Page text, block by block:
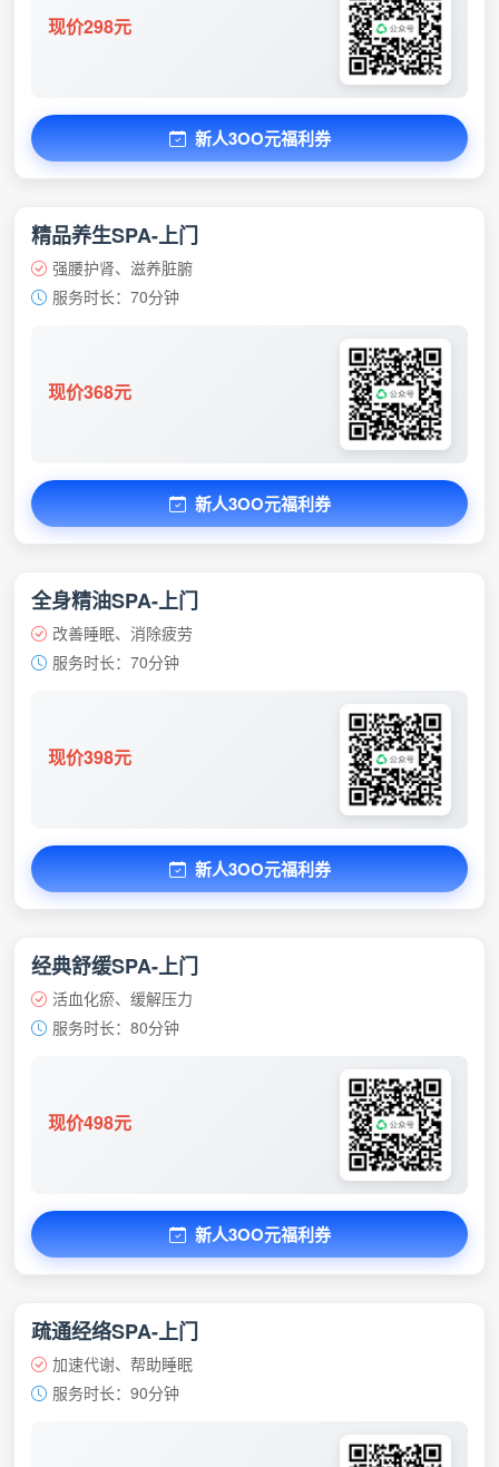
现价298元
新人3OO元福利券
精品养生SPA-上门
强腰护肾、滋养脏腑
服务时长：70分钟
现价368元
新人3OO元福利券
全身精油SPA-上门
改善睡眠、消除疲劳
服务时长：70分钟
现价398元
新人3OO元福利券
经典舒缓SPA-上门
活血化瘀、缓解压力
服务时长：80分钟
现价498元
新人3OO元福利券
疏通经络SPA-上门
加速代谢、帮助睡眠
服务时长：90分钟